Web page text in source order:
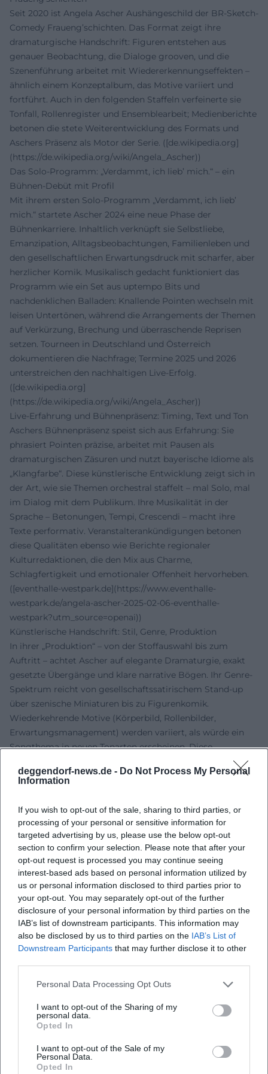
deggendorf-news.de - Do Not Process My Personal
Information
If you wish to opt-out of the sale, sharing to third parties, or
processing of your personal or sensitive information for
targeted advertising by us, please use the below opt-out
section to confirm your selection. Please note that after your
opt-out request is processed you may continue seeing
interest-based ads based on personal information utilized by
us or personal information disclosed to third parties prior to
your opt-out. You may separately opt-out of the further
disclosure of your personal information by third parties on the
IAB’s list of downstream participants. This information may
also be disclosed by us to third parties on the IAB’s List of
Downstream Participants that may further disclose it to other
Personal Data Processing Opt Outs
I want to opt-out of the Sharing of my
personal data.
Opted In
I want to opt-out of the Sale of my
Personal Data.
Opted In
Seit 2020 ist Angela Ascher Aushängeschild der BR-Sketch-
Comedy Fraueng’schichten. Das Format zeigt ihre
dramaturgische Handschrift: Figuren entstehen aus
genauer Beobachtung, die Dialoge grooven, und die
Szenenführung arbeitet mit Wiedererkennungseffekten –
ähnlich einem Konzeptalbum, das Motive variiert und
fortführt. Auch in den folgenden Staffeln verfeinerte sie
Tonfall, Rollenregister und Ensemblearbeit; Medienberichte
betonen die stete Weiterentwicklung des Formats und
Aschers Präsenz als Motor der Serie. ([de.wikipedia.org]
(https://de.wikipedia.org/wiki/Angela_Ascher))
Das Solo-Programm: „Verdammt, ich lieb’ mich.“ – ein
Bühnen-Debüt mit Profil
Mit ihrem ersten Solo-Programm „Verdammt, ich lieb’
mich.“ startete Ascher 2024 eine neue Phase der
Bühnenkarriere. Inhaltlich verknüpft sie Selbstliebe,
Emanzipation, Alltagsbeobachtungen, Familienleben und
den gesellschaftlichen Erwartungsdruck mit scharfer, aber
herzlicher Komik. Musikalisch gedacht funktioniert das
Programm wie ein Set aus uptempo Bits und
nachdenklichen Balladen: Knallende Pointen wechseln mit
leisen Untertönen, während die Arrangements der Themen
auf Verkürzung, Brechung und überraschende Reprisen
setzen. Tourneen in Deutschland und Österreich
dokumentieren die Nachfrage; Termine 2025 und 2026
unterstreichen den nachhaltigen Live-Erfolg.
([de.wikipedia.org]
(https://de.wikipedia.org/wiki/Angela_Ascher))
Live-Erfahrung und Bühnenpräsenz: Timing, Text und Ton
Aschers Bühnenpräsenz speist sich aus Erfahrung: Sie
phrasiert Pointen präzise, arbeitet mit Pausen als
dramaturgischen Zäsuren und nutzt bayerische Idiome als
„Klangfarbe“. Diese künstlerische Entwicklung zeigt sich in
der Art, wie sie Themen orchestral staffelt – mal Solo, mal
im Dialog mit dem Publikum. Ihre Musikalität in der
Sprache – Betonungen, Tempi, Crescendi – macht ihre
Texte performativ. Veranstalterankündigungen betonen
diese Qualitäten ebenso wie Berichte regionaler
Kulturredaktionen, die den Mix aus Charme,
Schlagfertigkeit und emotionaler Offenheit hervorheben.
([eventhalle-westpark.de](https://www.eventhalle-
westpark.de/angela-ascher-2025-02-06-eventhalle-
westpark?utm_source=openai))
Künstlerische Handschrift: Stil, Genre, Produktion
In ihrer „Produktion“ – von der Stoffauswahl bis zum
Auftritt – achtet Ascher auf elegante Dramaturgie, exakt
gesetzte Übergänge und klare narrative Bögen. Ihr Genre-
Spektrum reicht von gesellschaftssatirischem Stand-up
über szenische Miniaturen bis zu Figurenkomik.
Wiederkehrende Motive (Körperbild, Rollenbilder,
Erwartungsmanagement) werden variiert, als würde ein
Songthema in neuen Tonarten erscheinen. Diese
konsequente Formarbeit verleiht dem Programm einen
Albumcharakter: Das Publikum erlebt ein geschlossenes
([angela-ascher.de](https://angela-ascher.de/?
utm_source=openai))
Filmografie (Auswahl) und Resonanz
Als Darstellerin blickt Ascher auf eine umfangreiche
Filmografie: von frühen TV-Arbeiten (Die Feuerengel) über
Serienklassiker (SOKO-Formate, In aller Freundschaft) bis
zu jüngeren Produktionen wie Oktoberfest 1900, Über Land
und Daheim in den Bergen. Kritische Rezeption und
Senderplattformen verweisen auf ihre Vielseitigkeit
zwischen Drama und Komödie. Die BR-Abendschau stellte
2024 ihren Solowechsel vor – ein dokumentierter Moment,
(https://de.wikipedia.org/wiki/Angela_Ascher))
Kultureller Einfluss: Starke Frauenrollen, bayerischer Ton,
universelle Themen
Themen zu Figuren, die regionale Authentizität mit breiter
Anschlussfähigkeit vereinen. Ihre Rollen zeigen